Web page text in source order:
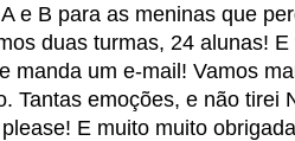
e B para as meninas que
duas turmas, 24 alunas!
manda um e-mail! Vamos
Tantas emoções, e não tirei
E muito muito